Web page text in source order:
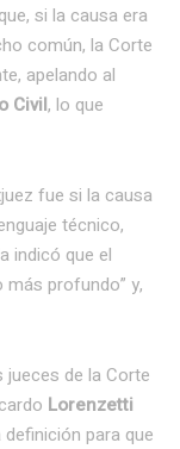
si la causa era
común, la Corte
apelando al
Civil, lo que
fue si la causa
técnico,
indicó que el
más profundo” y,
jueces de la Corte
Lorenzetti
para que